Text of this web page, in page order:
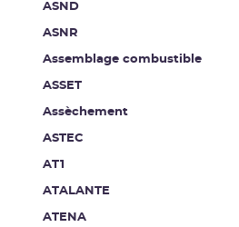
ASND
ASNR
Assemblage combustible
ASSET
Assèchement
ASTEC
AT1
ATALANTE
ATENA